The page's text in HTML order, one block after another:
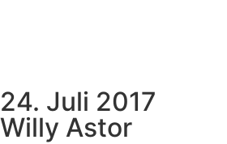
24. Juli 2017
Willy Astor